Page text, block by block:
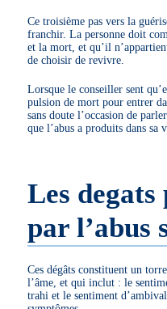
Ce troisième pas vers la
franchir. La personne doit
et la mort, et qu’il
de choisir de revivre.
Lorsque le conseiller sent
pulsion de mort pour entrer
sans doute l’occasion de
que l’abus a produits dans sa
Les
par l’abus
Ces dégâts constituent un
l’âme, et qui inclut : le
trahi et le sentiment